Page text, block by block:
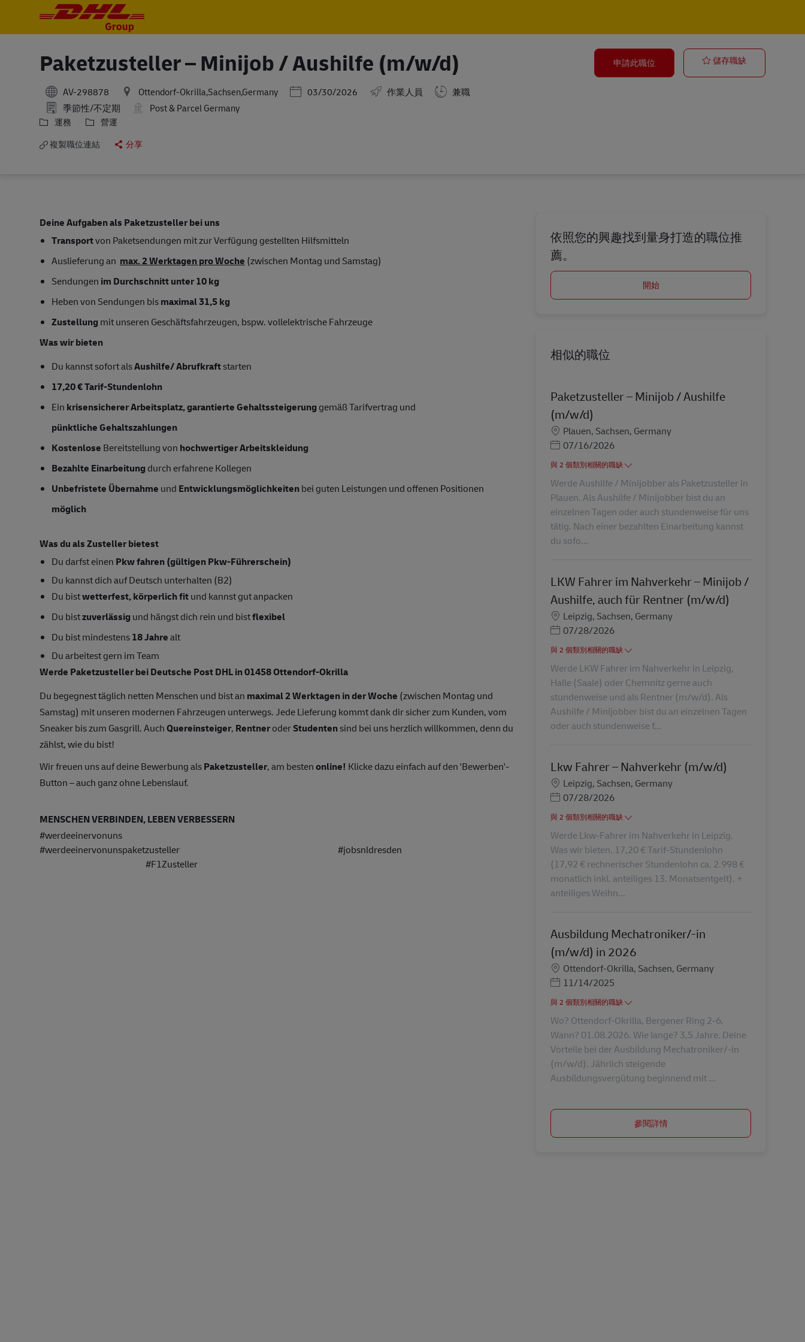
Paketzusteller – Minijob / Aushilfe (m/w/d)
AV-298878 Ottendorf-Okrilla,Sachsen,Germany Posted Date
03/30/2026 作業人員
兼職
季節性/不定期
Post & Parcel Germany
運務
營運
複製職位連結
分享
申請此職位 儲存職缺
Deine Aufgaben als Paketzusteller bei uns
Transportvon Paketsendungen mit zur Verfügung gestellten Hilfsmitteln
Auslieferung an max. 2 Werktagen pro Woche (zwischen Montag und Samstag)
Sendungen im Durchschnitt unter 10 kg
Heben von Sendungen bismaximal 31,5 kg
Zustellung mit unseren Geschäftsfahrzeugen, bspw. vollelektrische Fahrzeuge
Was wir bieten
Du kannst sofort alsAushilfe/ Abrufkraftstarten
17,20 € Tarif-Stundenlohn
Ein krisensicherer Arbeitsplatz, garantierte Gehaltssteigerung gemäß Tarifvertrag und
pünktliche Gehaltszahlungen
Kostenlose Bereitstellung von hochwertiger Arbeitskleidung
Bezahlte Einarbeitung durch erfahrene Kollegen
Unbefristete Übernahme und Entwicklungsmöglichkeitenbei guten Leistungen und offenen Positionen
möglich
Was du als Zusteller bietest
Du darfst einen Pkw fahren (gültigen Pkw-Führerschein)
Du kannst dich auf Deutsch unterhalten (B2)
Du bistwetterfest, körperlich fitund kannst gut anpacken
Du bistzuverlässig und hängst dich rein und bistflexibel
Du bist mindestens18 Jahrealt
Du arbeitest gern im Team
Werde Paketzusteller bei Deutsche Post DHL in 01458 Ottendorf-Okrilla
Du begegnest täglich netten Menschen und bist an maximal 2 Werktagen in der Woche (zwischen Montag und
Samstag) mit unseren modernen Fahrzeugen unterwegs. Jede Lieferung kommt dank dir sicher zum Kunden, vom
Sneaker bis zum Gasgrill. AuchQuereinsteiger, RentneroderStudentensind bei uns herzlich willkommen, denn du
zählst, wie du bist!
Wir freuen uns auf deine Bewerbung alsPaketzusteller, am bestenonline! Klicke dazu einfach auf den 'Bewerben'-
Button – auch ganz ohne Lebenslauf.
MENSCHEN VERBINDEN, LEBEN VERBESSERN
#werdeeinervonuns
#werdeeinervonunspaketzusteller #jobsnldresden
#F1Zusteller
依照您的興趣找到量身打造的職位推
薦。
開始
相似的職位
Paketzusteller – Minijob / Aushilfe
(m/w/d)
地點Plauen, Sachsen, Germany
Posted Date
07/16/2026
與 2 個類別相關的職缺
Werde Aushilfe / Minijobber als Paketzusteller in
Plauen. Als Aushilfe / Minijobber bist du an
einzelnen Tagen oder auch stundenweise für uns
tätig. Nach einer bezahlten Einarbeitung kannst
du sofo...
LKW Fahrer im Nahverkehr – Minijob /
Aushilfe, auch für Rentner (m/w/d)
地點Leipzig, Sachsen, Germany
Posted Date
07/28/2026
與 2 個類別相關的職缺
Werde LKW Fahrer im Nahverkehr in Leipzig,
Halle (Saale) oder Chemnitz gerne auch
stundenweise und als Rentner (m/w/d). Als
Aushilfe / Minijobber bist du an einzelnen Tagen
oder auch stundenweise f...
Lkw Fahrer – Nahverkehr (m/w/d)
地點Leipzig, Sachsen, Germany
Posted Date
07/28/2026
與 2 個類別相關的職缺
Werde Lkw-Fahrer im Nahverkehr in Leipzig.
Was wir bieten. 17,20 € Tarif-Stundenlohn
(17,92 € rechnerischer Stundenlohn ca. 2.998 €
monatlich inkl. anteiliges 13. Monatsentgelt). +
anteiliges Weihn...
Ausbildung Mechatroniker/-in
(m/w/d) in 2026
地點Ottendorf-Okrilla, Sachsen, Germany
Posted Date
11/14/2025
與 2 個類別相關的職缺
Wo? Ottendorf-Okrilla, Bergener Ring 2-6.
Wann? 01.08.2026. Wie lange? 3,5 Jahre. Deine
Vorteile bei der Ausbildung Mechatroniker/-in
(m/w/d). Jährlich steigende
Ausbildungsvergütung beginnend mit ...
參閱詳情